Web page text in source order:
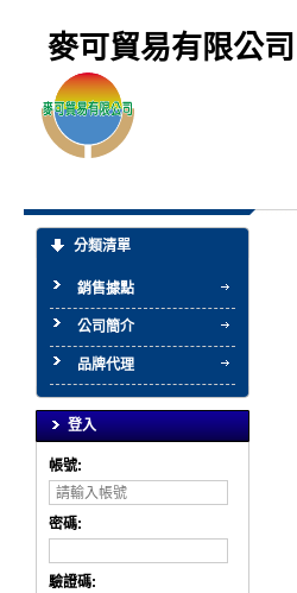
麥可貿易有限公司
分類清單
銷售據點
公司簡介
品牌代理
登入
帳號:
密碼:
驗證碼: